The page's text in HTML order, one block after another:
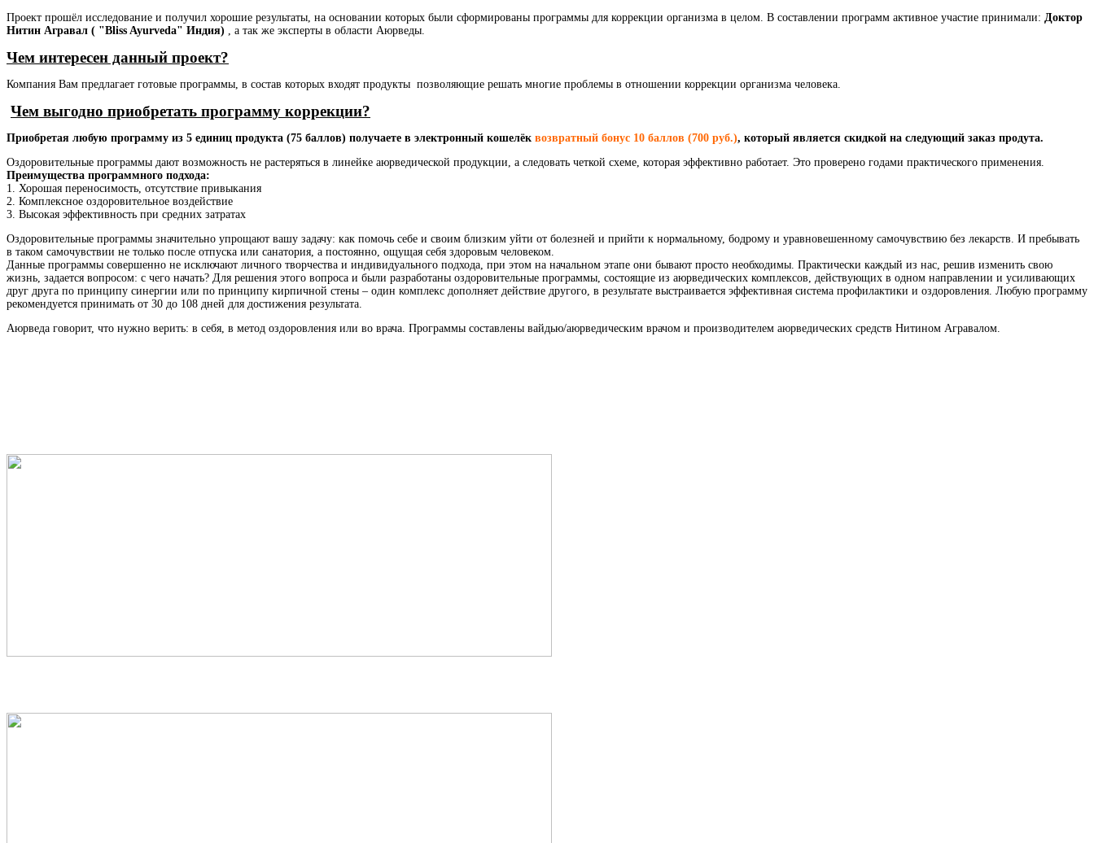
Проект прошёл исследование и получил хорошие результаты, на основании которых были сформированы программы для коррекции организма в целом. В составлении программ активное участие принимали: Доктор
Нитин Агравал ( "Bliss Ayurveda" Индия) , а так же эксперты в области Аюрведы.
Чем интересен данный проект?
Компания Вам предлагает готовые программы, в состав которых входят продукты позволяющие решать многие проблемы в отношении коррекции организма человека.
Чем выгодно приобретать программу коррекции?
Приобретая любую программу из 5 единиц продукта (75 баллов) получаете в электронный кошелёк возвратный бонус 10 баллов (700 руб.), который является скидкой на следующий заказ продута.
Оздоровительные программы дают возможность не растеряться в линейке аюрведической продукции, а следовать четкой схеме, которая эффективно работает. Это проверено годами практического применения.
Преимущества программного подхода:
1. Хорошая переносимость, отсутствие привыкания
2. Комплексное оздоровительное воздействие
3. Высокая эффективность при средних затратах
Оздоровительные программы значительно упрощают вашу задачу: как помочь себе и своим близким уйти от болезней и прийти к нормальному, бодрому и уравновешенному самочувствию без лекарств. И пребывать
в таком самочувствии не только после отпуска или санатория, а постоянно, ощущая себя здоровым человеком.
Данные программы совершенно не исключают личного творчества и индивидуального подхода, при этом на начальном этапе они бывают просто необходимы. Практически каждый из нас, решив изменить свою
жизнь, задается вопросом: с чего начать? Для решения этого вопроса и были разработаны оздоровительные программы, состоящие из аюрведических комплексов, действующих в одном направлении и усиливающих
друг друга по принципу синергии или по принципу кирпичной стены – один комплекс дополняет действие другого, в результате выстраивается эффективная система профилактики и оздоровления. Любую программу
рекомендуется принимать от 30 до 108 дней для достижения результата.
Аюрведа говорит, что нужно верить: в себя, в метод оздоровления или во врача. Программы составлены вайдью/аюрведическим врачом и производителем аюрведических средств Нитином Агравалом.